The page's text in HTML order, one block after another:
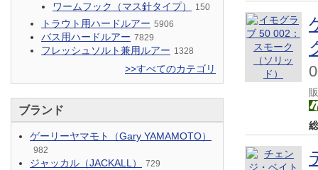
ワームフック（マス針タイプ） 150
トラウト用ハードルアー 5906
バス用ハードルアー 7829
フレッシュソルト兼用ルアー 1328
>>すべてのカテゴリ
ブランド
ゲーリーヤマモト（Gary YAMAMOTO）
982
ジャッカル（JACKALL） 729